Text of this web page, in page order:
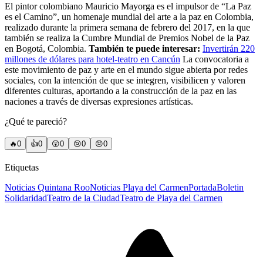
El pintor colombiano Mauricio Mayorga es el impulsor de “La Paz
es el Camino”, un homenaje mundial del arte a la paz en Colombia,
realizado durante la primera semana de febrero del 2017, en la que
también se realiza la Cumbre Mundial de Premios Nobel de la Paz
en Bogotá, Colombia. También te puede interesar: Invertirán 220
millones de dólares para hotel-teatro en Cancún La convocatoria a
este movimiento de paz y arte en el mundo sigue abierta por redes
sociales, con la intención de que se integren, visibilicen y valoren
diferentes culturas, aportando a la construcción de la paz en las
naciones a través de diversas expresiones artísticas.
¿Qué te pareció?
🔥0 👍0 😲0 😢0 😠0
Etiquetas
Noticias Quintana RooNoticias Playa del CarmenPortadaBoletin
SolidaridadTeatro de la CiudadTeatro de Playa del Carmen